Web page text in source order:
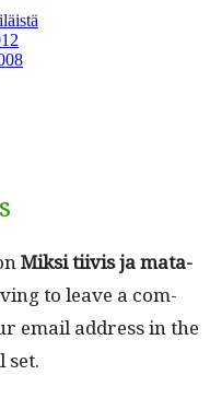
Mik­si tiivis ja mata­
to leave a com­
email address in the
set.